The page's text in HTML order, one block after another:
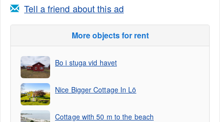
Tell a friend about this ad
More objects for rent
Bo i stuga vid havet
Nice Bigger Cottage In Lö
Cottage with 50 m to the beach